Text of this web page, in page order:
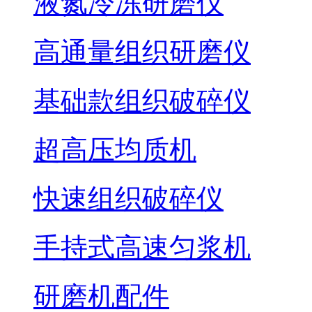
高通量组织研磨仪
基础款组织破碎仪
超高压均质机
快速组织破碎仪
手持式高速匀浆机
研磨机配件